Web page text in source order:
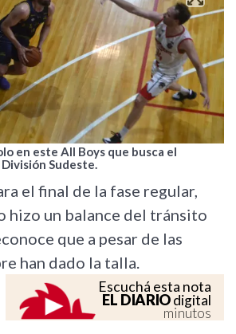
en este All Boys que busca el
Sudeste.
el final de la fase regular,
hizo un balance del tránsito
que a pesar de las
han dado la talla.
Escuchá esta nota
EL DIARIOdigital
minutos